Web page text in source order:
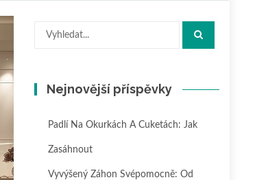
Hledat:
Nejnovější příspěvky
Padlí Na Okurkách A Cuketách: Jak
Zasáhnout
Vyvýšený Záhon Svépomocně: Od